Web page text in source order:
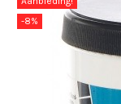
-8%